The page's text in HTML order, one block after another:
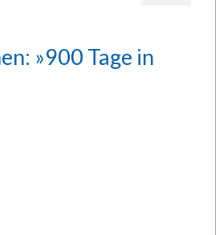
»900 Tage in